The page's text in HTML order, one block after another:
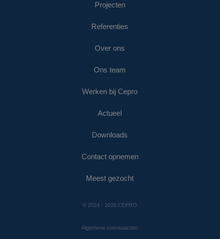
Projecten
Referenties
Over ons
Ons team
Werken bij Cepro
Actueel
Downloads
Contact opnemen
Meest gezocht
© 2024 - 2026 CEPRO
Algemene voorwaarden